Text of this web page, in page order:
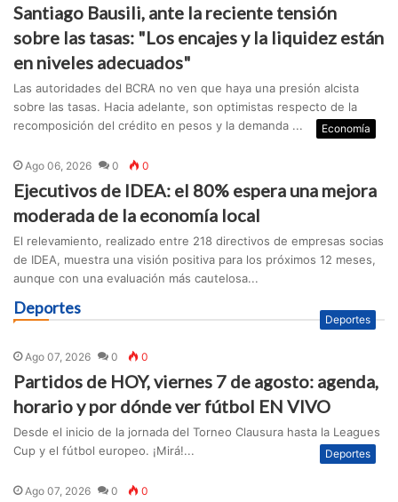
Santiago Bausili, ante la reciente tensión
sobre las tasas: "Los encajes y la liquidez están
en niveles adecuados"
Las autoridades del BCRA no ven que haya una presión alcista
sobre las tasas. Hacia adelante, son optimistas respecto de la
recomposición del crédito en pesos y la demanda ...
Economía
Ago 06, 2026 0 0
Ejecutivos de IDEA: el 80% espera una mejora
moderada de la economía local
El relevamiento, realizado entre 218 directivos de empresas socias
de IDEA, muestra una visión positiva para los próximos 12 meses,
aunque con una evaluación más cautelosa...
Deportes
Deportes
Ago 07, 2026 0 0
Partidos de HOY, viernes 7 de agosto: agenda,
horario y por dónde ver fútbol EN VIVO
Desde el inicio de la jornada del Torneo Clausura hasta la Leagues
Cup y el fútbol europeo. ¡Mirá!...
Deportes
Ago 07, 2026 0 0